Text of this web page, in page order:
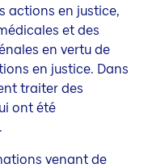
actions en justice,
et des
en vertu de
en justice. Dans
traiter des
ont été
venant de